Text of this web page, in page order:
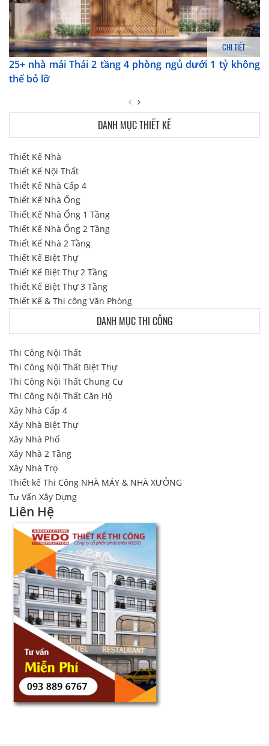
CHI TIẾT
25+ nhà mái Thái 2 tầng 4 phòng ngủ​​​​​​ dưới 1 tỷ không
thể bỏ lỡ
DANH MỤC THIẾT KẾ
Thiết Kế Nhà
Thiết Kế Nội Thất
Thiết Kế Nhà Cấp 4
Thiết Kế Nhà Ống
Thiết Kế Nhà Ống 1 Tầng
Thiết Kế Nhà Ống 2 Tầng
Thiết Kế Nhà 2 Tầng
Thiết Kế Biệt Thự
Thiết Kế Biệt Thự 2 Tầng
Thiết Kế Biệt Thự 3 Tầng
Thiết Kế & Thi công Văn Phòng
DANH MỤC THI CÔNG
Thi Công Nội Thất
Thi Công Nội Thất Biệt Thự
Thi Công Nội Thất Chung Cư
Thi Công Nội Thất Căn Hộ
Xây Nhà Cấp 4
Xây Nhà Biệt Thự
Xây Nhà Phố
Xây Nhà 2 Tầng
Xây Nhà Trọ
Thiết kế Thi Công NHÀ MÁY & NHÀ XƯỞNG
Tư Vấn Xây Dựng
Liên Hệ